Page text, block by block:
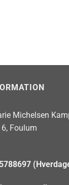
Michelsen
Foulum